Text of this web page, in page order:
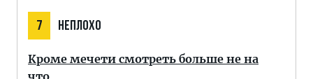
7 НЕПЛОХО
Кроме мечети смотреть больше не на
что